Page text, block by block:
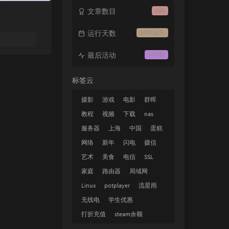
100
文章数目
10年36天
运行天数
3 年前
最后活动
标签云
摄影 游戏 电影
群晖
教程
视频 下载
nas
服务器
上海 中国
蛋糕
网络
新年 闪电
摄信
艺术
美食 电信
SSL
家庭
路由器
局域网
Linux
potplayer
流星雨
无线电
学生优惠
打折充值
steam余额